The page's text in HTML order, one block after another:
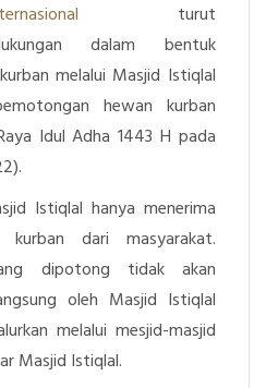
turut
dalam bentuk
melalui Masjid Istiqlal
hewan kurban
Idul Adha 1443 H pada
Istiqlal hanya menerima
kurban dari masyarakat.
dipotong tidak akan
oleh Masjid Istiqlal
melalui mesjid-masjid
Masjid Istiqlal.